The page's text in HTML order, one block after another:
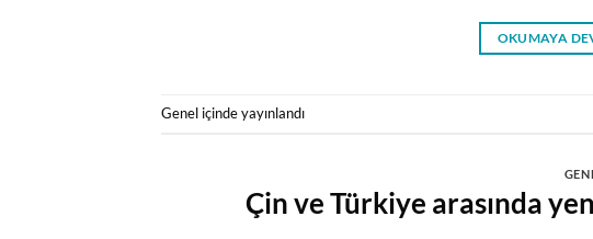
OKUMAYA
Genel içinde yayınlandı
Çin ve Türkiye arasında